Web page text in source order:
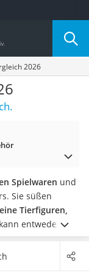
2026
Spielwaren und
Sie süßen
Tierfiguren,
entweder ein
Abenteuerwelt
und